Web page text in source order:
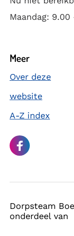
Maandag:
Meer
Over deze
website
A-Z index
Dorpsteam
onderdeel van